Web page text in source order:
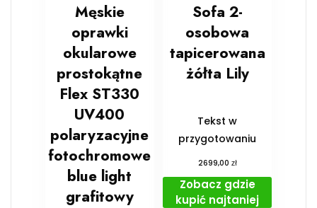
Męskie
oprawki
okularowe
prostokątne
Flex ST330
UV400
polaryzacyjne
fotochromowe
blue light
grafitowy
Sofa 2-
osobowa
tapicerowana
żółta Lily
Tekst w
przygotowaniu
2699,00 zł
Zobacz gdzie
kupić najtaniej